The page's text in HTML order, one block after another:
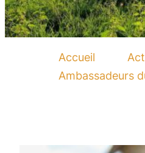
Accueil
Ambassadeurs